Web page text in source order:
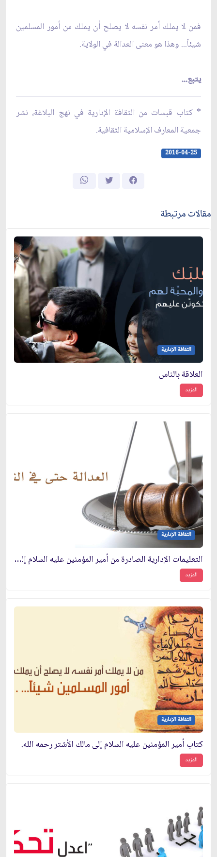
فمن لا يملك أمر نفسه لا يصلح أن يملك من أمور المسلمين
شيئاً... وهذا هو معنى العدالة في الولاية.
يتبع...
* كتاب قبسات من الثقافة الإدارية في نهج البلاغة، نشر
جمعية المعارف الإسلامية الثقافية.
2016-04-25
مقالات مرتبطة
الثقافة الإدارية
العلاقة بالناس
المزيد
الثقافة الإدارية
التعليمات الإدارية الصادرة من أمير المؤمنين عليه السلام إلى عمّاله وولاته
المزيد
الثقافة الإدارية
كتاب أمير المؤمنين عليه السلام إلى مالك الأشتر رحمه الله.
المزيد